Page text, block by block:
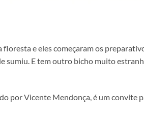
e eles começaram os
sumiu. E tem outro bicho muito
por Vicente Mendonça, é um convite